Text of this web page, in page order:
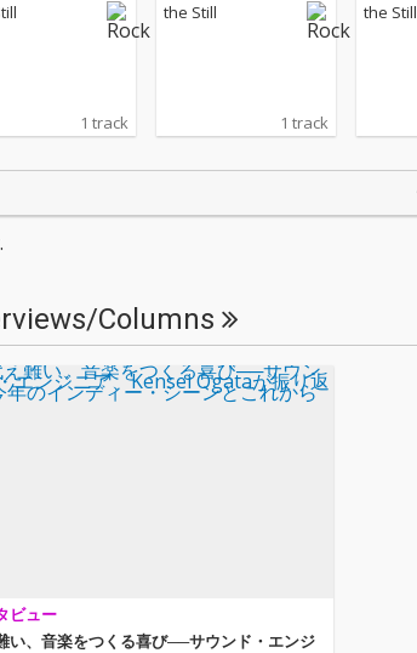
1 track
the Still
1 track
the Still
Columns
ビュー
い、音楽をつくる喜び──サウンド・エンジ